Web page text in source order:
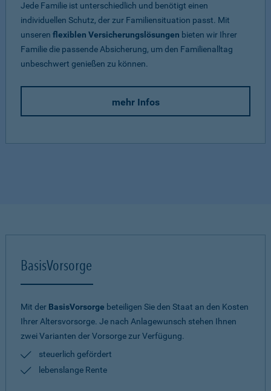
Jede Familie ist unterschiedlich und benötigt einen
individuellen Schutz, der zur Familiensituation passt. Mit
unseren flexiblen Versicherungslösungen bieten wir Ihrer
Familie die passende Absicherung, um den Familienalltag
unbeschwert genießen zu können.
mehr Infos
BasisVorsorge
Mit der BasisVorsorge beteiligen Sie den Staat an den Kosten
Ihrer Altersvorsorge. Je nach Anlagewunsch stehen Ihnen
zwei Varianten der Vorsorge zur Verfügung.
steuerlich gefördert
lebenslange Rente